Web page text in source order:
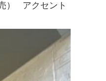
） アクセント